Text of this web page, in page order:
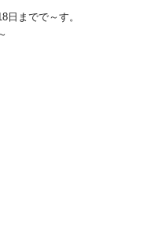
日までで～す。